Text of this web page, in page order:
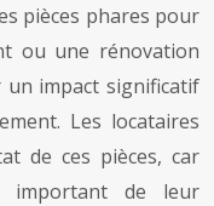
pièces phares pour
ou une rénovation
un impact significatif
Les locataires
de ces pièces, car
important de leur